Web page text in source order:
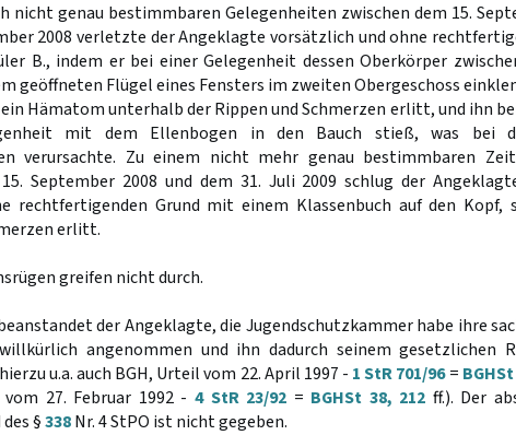
nicht genau bestimmbaren Gelegenheiten zwischen dem 15.
2008 verletzte der Angeklagte vorsätzlich und ohne
B., indem er bei einer Gelegenheit dessen Oberkörper
geöffneten Flügel eines Fensters im zweiten Obergeschoss
Hämatom unterhalb der Rippen und Schmerzen erlitt, und ihn
mit dem Ellenbogen in den Bauch stieß, was bei
verursachte. Zu einem nicht mehr genau bestimmbaren
September 2008 und dem 31. Juli 2009 schlug der
rechtfertigenden Grund mit einem Klassenbuch auf den Kopf,
erlitt.
greifen nicht durch.
der Angeklagte, die Jugendschutzkammer habe ihre
angenommen und ihn dadurch seinem gesetzlichen
u.a. auch BGH, Urteil vom 22. April 1997 - 1 StR 701/96=
27. Februar 1992 - 4 StR 23/92 = BGHSt 38, 212 ff.). Der
§338Nr. 4 StPO ist nicht gegeben.